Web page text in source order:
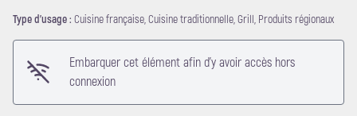
Voir l'image en plein écran
Type d'usage : Cuisine française, Cuisine traditionnelle, Grill, Produits régionaux
Embarquer cet élément afin d'y avoir accès hors
connexion